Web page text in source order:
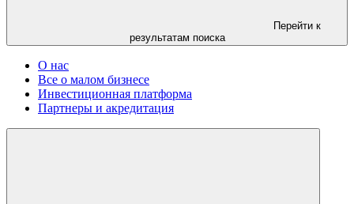
Перейти к
результатам поиска
О нас
Все о малом бизнесе
Инвестиционная платформа
Партнеры и акредитация